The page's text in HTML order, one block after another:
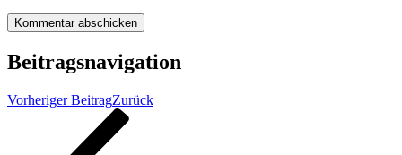
Beitragsnavigation
Vorheriger BeitragZurück